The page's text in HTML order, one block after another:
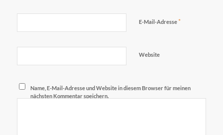
E-Mail-Adresse *
Website
Name, E-Mail-Adresse und Website in diesem Browser für meinen
nächsten Kommentar speichern.